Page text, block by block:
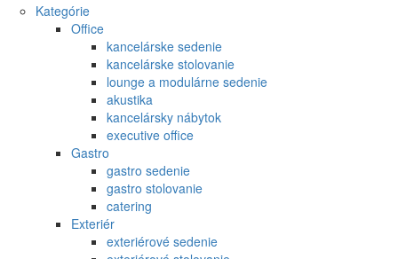
Kategórie
Office
kancelárske sedenie
kancelárske stolovanie
lounge a modulárne sedenie
akustika
kancelársky nábytok
executive office
Gastro
gastro sedenie
gastro stolovanie
catering
Exteriér
exteriérové sedenie